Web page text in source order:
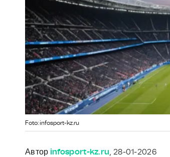
Foto: infosport-kz.ru
Автор infosport-kz.ru, 28-01-2026